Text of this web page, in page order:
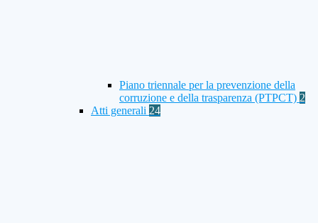
Piano triennale per la prevenzione della
corruzione e della trasparenza (PTPCT) 2
Atti generali 24